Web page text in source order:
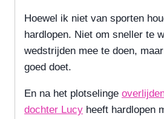
Hoewel ik niet van sporten
hardlopen. Niet om sneller te
wedstrijden mee te doen,
goed doet.
En na het plotselinge
dochter Lucy heeft hardlopen